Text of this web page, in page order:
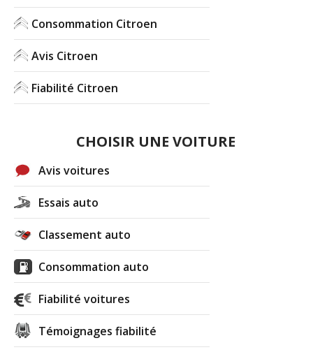
Consommation Citroen
Avis Citroen
Fiabilité Citroen
CHOISIR UNE VOITURE
Avis voitures
Essais auto
Classement auto
Consommation auto
Fiabilité voitures
Témoignages fiabilité